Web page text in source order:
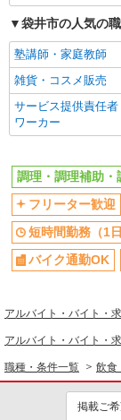
袋井市の人気の
塾講師・家庭教師
雑貨・コスメ販売
サービス提供責任
ワーカー
調理・調理補助・
フリーター歓迎
短時間勤務（1
バイク通勤OK
アルバイト・バイト・
アルバイト・バイト・
職種・条件一覧 飲食
掲載ご